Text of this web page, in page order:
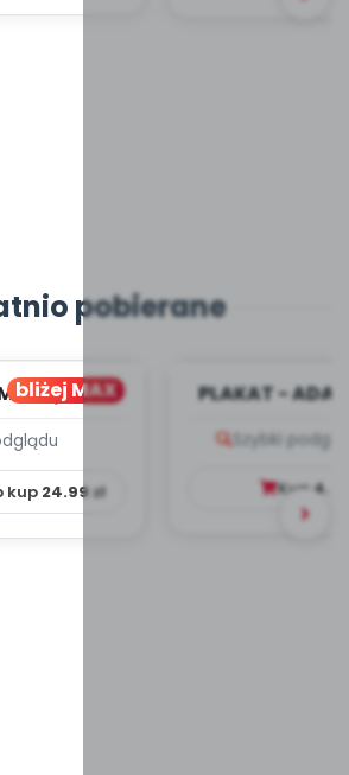
pobierane
bliżej MAX
–
kup 24.99zł
PLAKAT -
Szybki
Kup